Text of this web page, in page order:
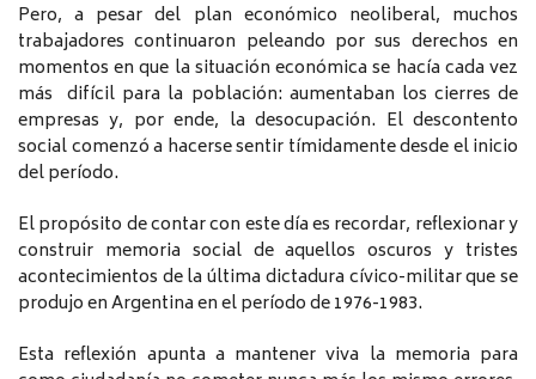
Pero, a pesar del plan económico neoliberal, muchos
trabajadores continuaron peleando por sus derechos en
momentos en que la situación económica se hacía cada vez
más difícil para la población: aumentaban los cierres de
empresas y, por ende, la desocupación. El descontento
social comenzó a hacerse sentir tímidamente desde el inicio
del período.
El propósito de contar con este día es recordar, reflexionar y
construir memoria social de aquellos oscuros y tristes
acontecimientos de la última dictadura cívico-militar que se
produjo en Argentina en el período de 1976-1983.
Esta reflexión apunta a mantener viva la memoria para